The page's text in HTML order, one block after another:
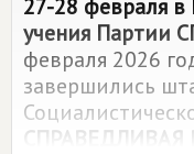
27-28 февраля
учения Партии
февраля 2026
завершились
СПРАВЕДЛИВАЯ